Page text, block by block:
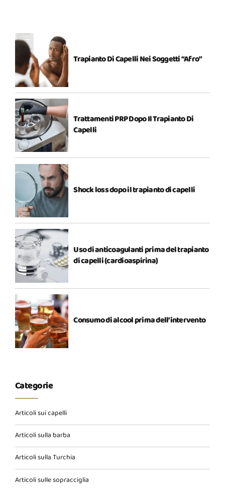
Trapianto Di Capelli Nei Soggetti “Afro”
Trattamenti PRP Dopo Il Trapianto Di
Capelli
Shock loss dopo il trapianto di capelli
Uso di anticoagulanti prima del trapianto
di capelli (cardioaspirina)
Consumo di alcool prima dell’intervento
Categorie
Articoli sui capelli
Articoli sulla barba
Articoli sulla Turchia
Articoli sulle sopracciglia